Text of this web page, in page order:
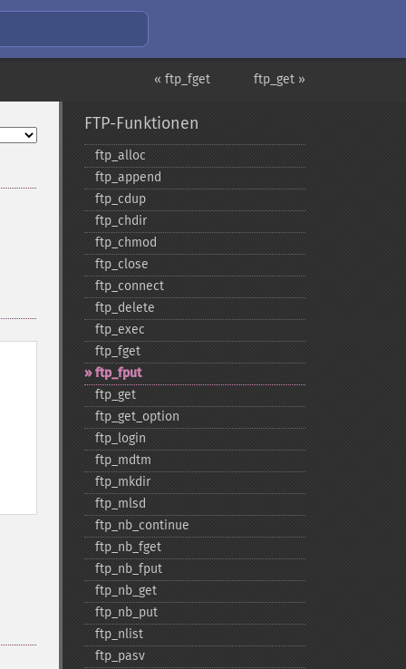
ftp_get »
« ftp_fget
FTP-Funktionen
ftp_​alloc
ftp_​append
ftp_​cdup
ftp_​chdir
ftp_​chmod
ftp_​close
ftp_​connect
ftp_​delete
ftp_​exec
ftp_​fget
ftp_​fput
ftp_​get
ftp_​get_​option
ftp_​login
ftp_​mdtm
ftp_​mkdir
ftp_​mlsd
ftp_​nb_​continue
ftp_​nb_​fget
ftp_​nb_​fput
ftp_​nb_​get
ftp_​nb_​put
ftp_​nlist
ftp_​pasv